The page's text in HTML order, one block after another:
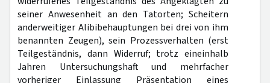
seiner Anwesenheit an den Tatorten; Scheitern
anderweitiger Alibibehauptungen bei drei von ihm
benannten Zeugen), sein Prozessverhalten (erst
Teilgeständnis, dann Widerruf; trotz eineinhalb
Jahren Untersuchungshaft und mehrfacher
vorheriger Einlassung Präsentation eines